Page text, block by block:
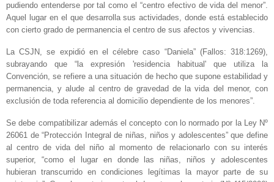
pudiendo entenderse por tal como el “centro efectivo de vida del menor”.
Aquel lugar en el que desarrolla sus actividades, donde está establecido
con cierto grado de permanencia el centro de sus afectos y vivencias.
La CSJN, se expidió en el célebre caso “Daniela” (Fallos: 318:1269),
subrayando que “la expresión 'residencia habitual' que utiliza la
Convención, se refiere a una situación de hecho que supone estabilidad y
permanencia, y alude al centro de gravedad de la vida del menor, con
exclusión de toda referencia al domicilio dependiente de los menores”.
Se debe compatibilizar además el concepto con lo normado por la Ley Nº
26061 de “Protección Integral de niñas, niños y adolescentes” que define
al centro de vida del niño al momento de relacionarlo con su interés
superior, “como el lugar en donde las niñas, niños y adolescentes
hubieran transcurrido en condiciones legítimas la mayor parte de su